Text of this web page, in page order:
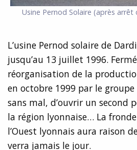
Usine Pernod Solaire (après
L’usine Pernod solaire de
jusqu’au 13 juillet 1996.
réorganisation de la
en octobre 1999 par le
sans mal, d’ouvrir un second
la région lyonnaise… La
l’Ouest lyonnais aura raison
verra jamais le jour.